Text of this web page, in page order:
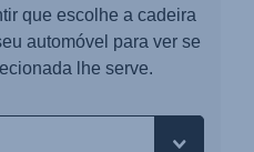
que escolhe a cadeira
automóvel para ver se
lhe serve.